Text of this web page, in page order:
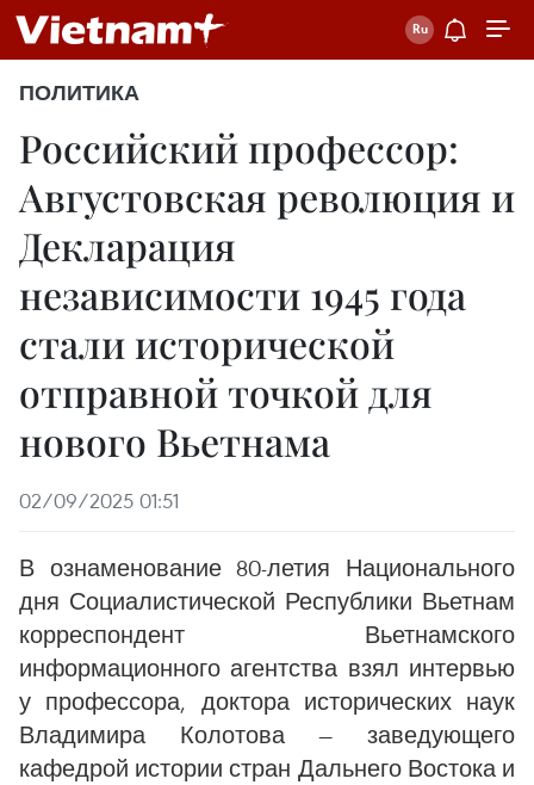
ПОЛИТИКА
Российский профессор:
Августовская революция и
Декларация
независимости 1945 года
стали исторической
отправной точкой для
нового Вьетнама
02/09/2025 01:51
В ознаменование 80-летия Национального
дня Социалистической Республики Вьетнам
корреспондент Вьетнамского
информационного агентства взял интервью
у профессора, доктора исторических наук
Владимира Колотова — заведующего
кафедрой истории стран Дальнего Востока и